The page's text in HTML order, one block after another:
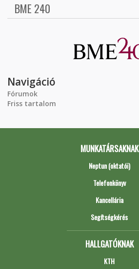
BME 240
Navigáció
Fórumok
Friss tartalom
MUNKATÁRSAKNAK
Neptun (oktatói)
Telefonkönyv
Kancellária
Segítségkérés
HALLGATÓKNAK
KTH